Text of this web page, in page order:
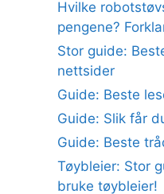
Hvilke
pengene?
Stor guide:
nettsider
Guide: Beste
Guide: Slik får
Guide: Beste
Tøybleier: Stor
bruke tøybleier!